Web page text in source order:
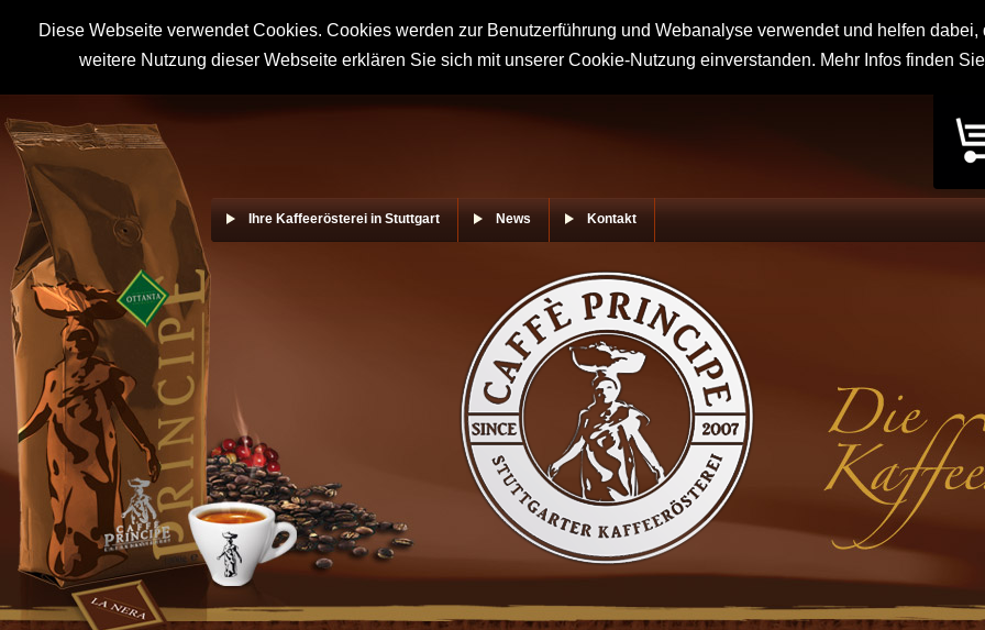
Diese Webseite verwendet Cookies. Cookies werden zur Benutzerführung und Webanalyse verwendet und helfen
weitere Nutzung dieser Webseite erklären Sie sich mit unserer Cookie-Nutzung einverstanden. Mehr Infos finden
Ihre Kaffeerösterei in Stuttgart News Kontakt